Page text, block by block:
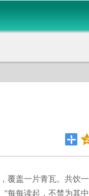
覆盖一片青瓦。共饮一
每每读起，不禁为其中